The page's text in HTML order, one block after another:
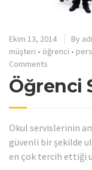
Ekim 13, 2014 By
müşteri • öğrenci •
Comments
Öğrenci
Okul servislerinin
güvenli bir şekilde
en çok tercih ettiği